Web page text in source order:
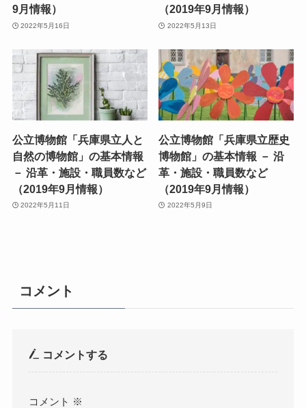
9月情報）
2022年5月16日
（2019年9月情報）
2022年5月13日
公立博物館「兵庫県立人と
自然の博物館」の基本情報
－ 沿革・施設・職員数など
（2019年9月情報）
2022年5月11日
公立博物館「兵庫県立歴史
博物館」の基本情報 － 沿
革・施設・職員数など
（2019年9月情報）
2022年5月9日
コメント
コメントする
コメント ※